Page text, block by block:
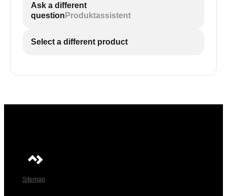
Ask a different
question Produktassistent
Select a different product
Sitemap